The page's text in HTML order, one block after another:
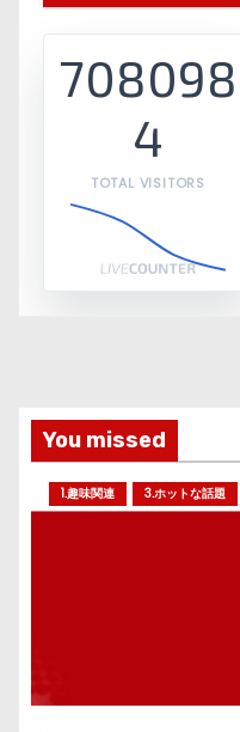
708098
4
TOTAL VISITORS
You missed
1.趣味関連 3.ホットな話題